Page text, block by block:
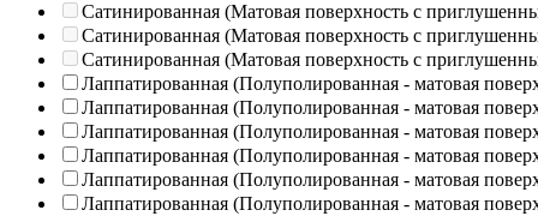
Сатинированная (Матовая поверхность с
Сатинированная (Матовая поверхность с
Сатинированная (Матовая поверхность с
Лаппатированная (Полуполированная - матовая
Лаппатированная (Полуполированная - матовая
Лаппатированная (Полуполированная - матовая
Лаппатированная (Полуполированная - матовая
Лаппатированная (Полуполированная - матовая
Лаппатированная (Полуполированная - матовая